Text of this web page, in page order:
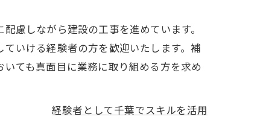
慮しながら建設の工事を進めています。
いける経験者の方を歓迎いたします。補
ても真面目に業務に取り組める方を求め
経験者として千葉でスキルを活用